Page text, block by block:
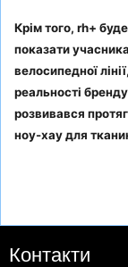
Крім того, rh+
показати
велосипедної
реальності
розвивався
ноу-хау для
Контакти